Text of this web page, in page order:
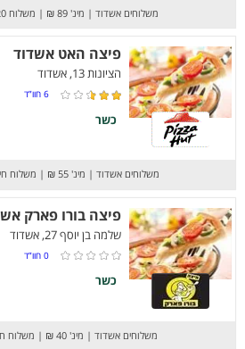
משלוחים אשדוד | מינ' 89 ₪ | משלוח 20 ₪
פיצה האט אשדוד
הציונות 13, אשדוד
6 חוו”ד
כשר
משלוחים אשדוד | מינ' 55 ₪ | משלוח
פיצה בורו פארק
שלמה בן יוסף 27, אשדוד
0 חוו”ד
כשר
משלוחים אשדוד | מינ' 40 ₪ | משלוח